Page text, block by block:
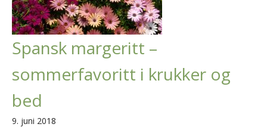
Spansk margeritt –
sommerfavoritt i krukker og
bed
9. juni 2018